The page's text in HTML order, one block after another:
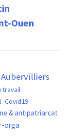
Ouen
Aubervilliers
travail
Covid19
& antipatriarcat
orga